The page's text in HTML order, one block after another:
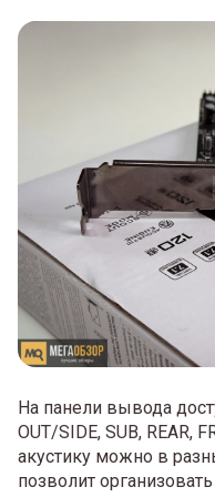
На панели вывода
OUT/SIDE, SUB, REAR,
акустику можно в
позволит